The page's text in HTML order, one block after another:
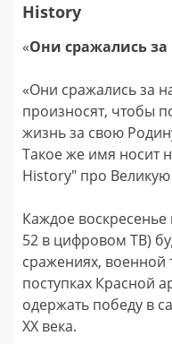
History
«Они сражались за
«Они сражались за
произносят, чтобы
жизнь за свою
Такое же имя носит
History" про
Каждое воскресенье
52 в цифровом ТВ)
сражениях, военной
поступках Красной
одержать победу в
XX века.